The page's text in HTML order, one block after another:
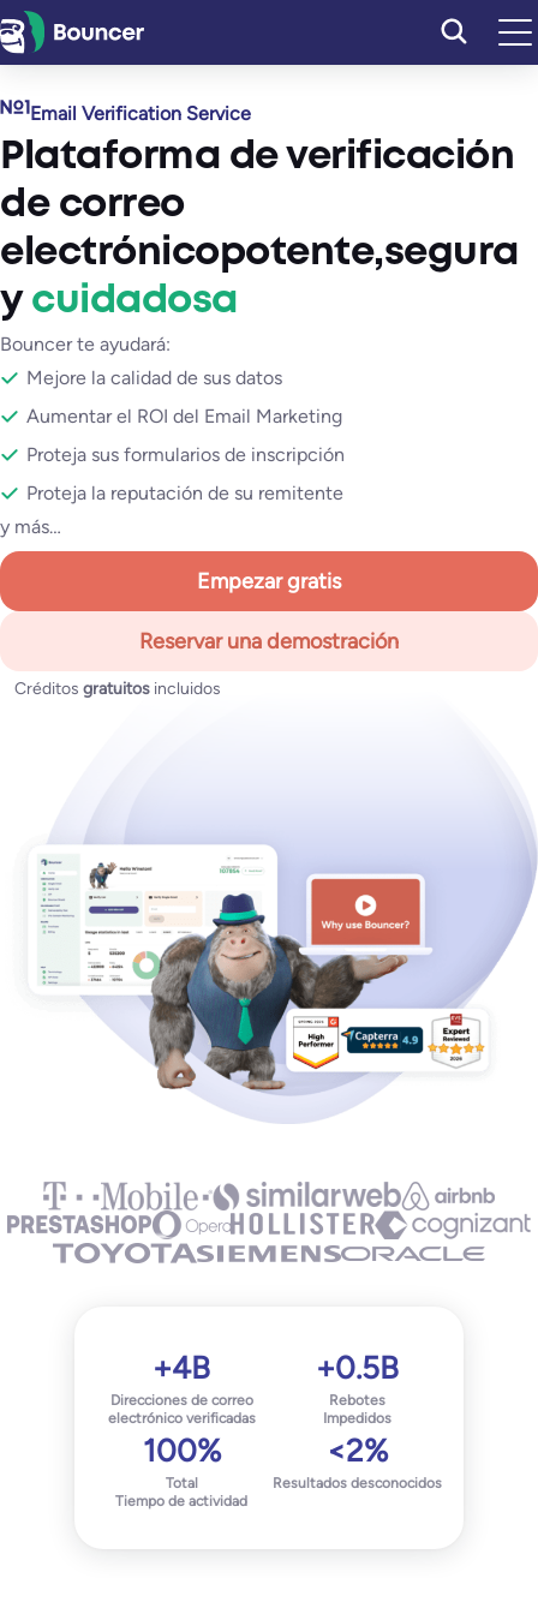
Saltar
al
Email Verification Service
Plataforma de verificación
de correo
electrónicopotente,segura
y cuidadosa
Bouncer te ayudará:
Mejore la calidad de sus datos
Aumentar el ROI del Email Marketing
Proteja sus formularios de inscripción
Proteja la reputación de su remitente
y más…
Empezar gratis
Reservar una demostración
Créditos gratuitos incluidos
+4B
Direcciones de correo
electrónico verificadas
+0.5B
Rebotes
Impedidos
100%
Total
Tiempo de actividad
<2%
Resultados desconocidos